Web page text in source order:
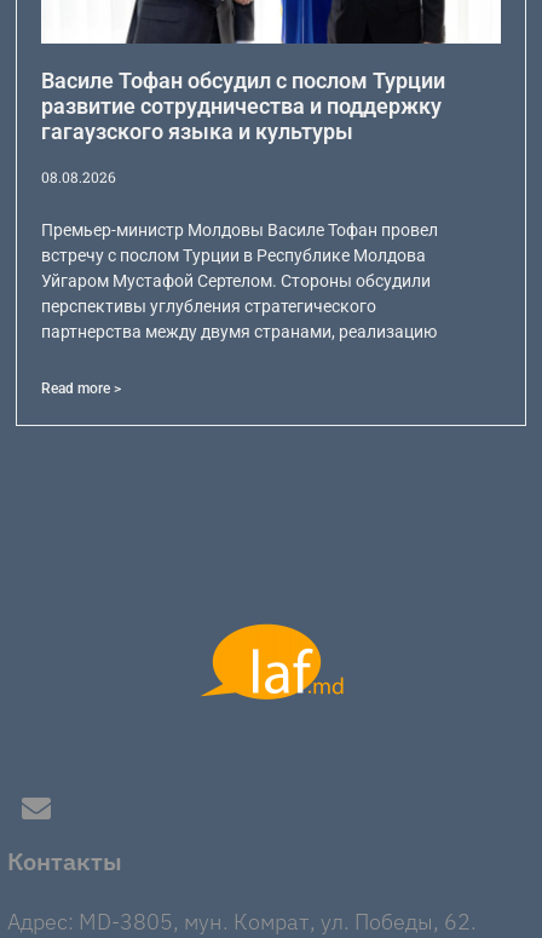
Василе Тофан обсудил с послом Турции
развитие сотрудничества и поддержку
гагаузского языка и культуры
08.08.2026
Премьер-министр Молдовы Василе Тофан провел
встречу с послом Турции в Республике Молдова
Уйгаром Мустафой Сертелом. Стороны обсудили
перспективы углубления стратегического
партнерства между двумя странами, реализацию
Read more >
Контакты
Адрес: MD-3805, мун. Комрат, ул. Победы, 62.